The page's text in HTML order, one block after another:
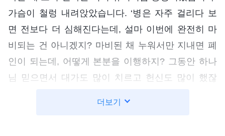
가슴이 철렁 내려앉았습니다. ‘병은 자주 걸리다 보
면 전보다 더 심해진다는데, 설마 이번에 완전히 마
비되는 건 아니겠지? 마비된 채 누워서만 지내면 폐
인이 되는데, 어떻게 본분을 이행하지? 그동안 하나
님 믿으면서 대가도 많이 치르고 헌신도 많이 했잖
협력했고, 여러 사람을 전도했어. 전도하다 악인에게
더보기